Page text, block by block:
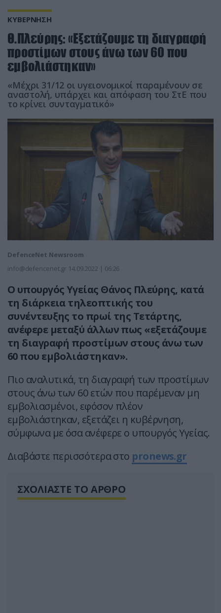
ΚΥΒΕΡΝΗΣΗ
Θ.Πλεύρης: «Εξετάζουμε τη διαγραφή
προστίμων στους άνω των 60 που
εμβολιάστηκαν»
«Μέχρι 31/12 οι υγειονομικοί παραμένουν σε
αναστολή, υπάρχει και απόφαση του ΣτΕ που
το κρίνει συνταγματικό»
DefenceNet Newsroom
info@defencenet.gr 14.09.2022 | 06:26
Ο υπουργός Υγείας Θάνος Πλεύρης, κατά
τη διάρκεια τηλεοπτικής του
συνέντευξης το πρωί της Τετάρτης,
ανέφερε μεταξύ άλλων πως «εξετάζουμε
τη διαγραφή προστίμων στους άνω των
60 που εμβολιάστηκαν».
Πιο αναλυτικά, τη διαγραφή των προστίμων
στους άνω των 60 ετών που παρέμεναν μη
εμβολιασμένοι, εφόσον πλέον
εμβολιάστηκαν, εξετάζει η κυβέρνηση,
σύμφωνα με όσα ανέφερε ο υπουργός Υγείας.
Διαβάστε περισσότερα στο pronews.gr
ΣΧΟΛΙΑΣΤΕ ΤΟ ΑΡΘΡΟ